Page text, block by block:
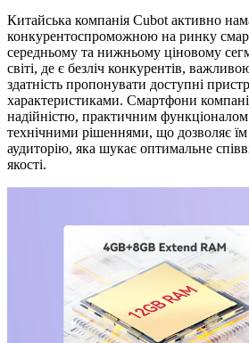
Китайська компанія Cubot активно
конкурентоспроможною на ринку
середньому та нижньому ціновому
світі, де є безліч конкурентів,
здатність пропонувати доступні
характеристиками. Смартфони
надійністю, практичним
технічними рішеннями, що дозволяє
аудиторію, яка шукає оптимальне
якості.